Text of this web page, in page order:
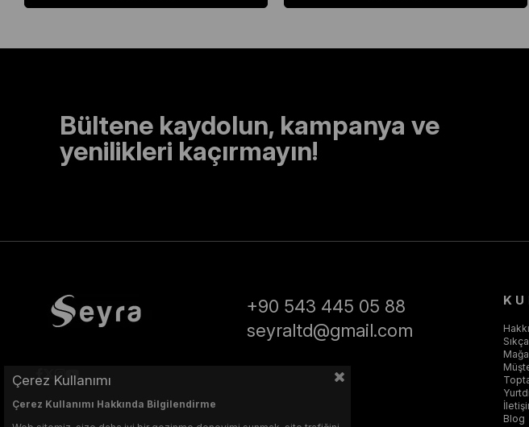
Bültene kaydolun, kampanya ve
yenilikleri kaçırmayın!
+90 543 445 05 88
seyraltd@gmail.com
Blog
Çerez Kullanımı
Çerez Kullanımı Hakkında Bilgilendirme